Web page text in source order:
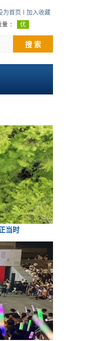
为首页 加入收藏
稿：邮箱
搜 索
当时